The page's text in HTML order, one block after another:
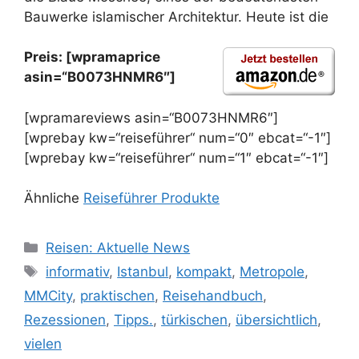
Bauwerke islamischer Architektur. Heute ist die
Preis: [wpramaprice
asin=“B0073HNMR6″]
[wpramareviews asin=“B0073HNMR6″]
[wprebay kw=“reiseführer“ num=“0″ ebcat=“-1″]
[wprebay kw=“reiseführer“ num=“1″ ebcat=“-1″]
Ähnliche Reiseführer Produkte
Kategorien
Reisen: Aktuelle News
Schlagwörter
informativ, Istanbul, kompakt, Metropole,
MMCity, praktischen, Reisehandbuch,
Rezessionen, Tipps., türkischen, übersichtlich,
vielen